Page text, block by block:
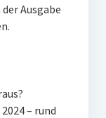
Ausgabe
– rund